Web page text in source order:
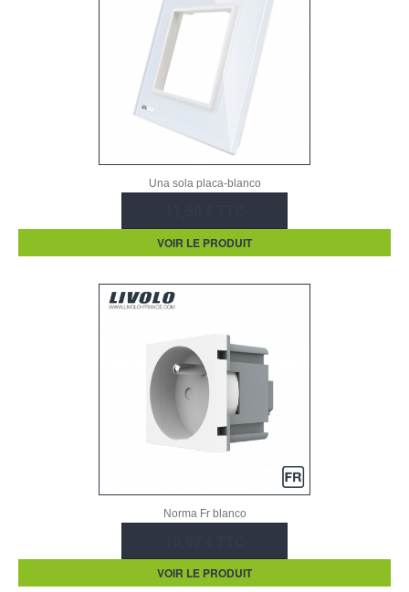
Una sola placa-blanco
VOIR LE PRODUIT
Norma Fr blanco
VOIR LE PRODUIT